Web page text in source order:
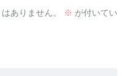
ありません。 ※ が付いてい